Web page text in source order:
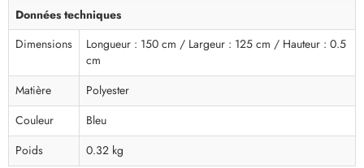
Données techniques
Dimensions
Longueur : 150 cm / Largeur : 125 cm / Hauteur : 0.5
cm
Matière
Polyester
Couleur
Bleu
Poids
0.32 kg